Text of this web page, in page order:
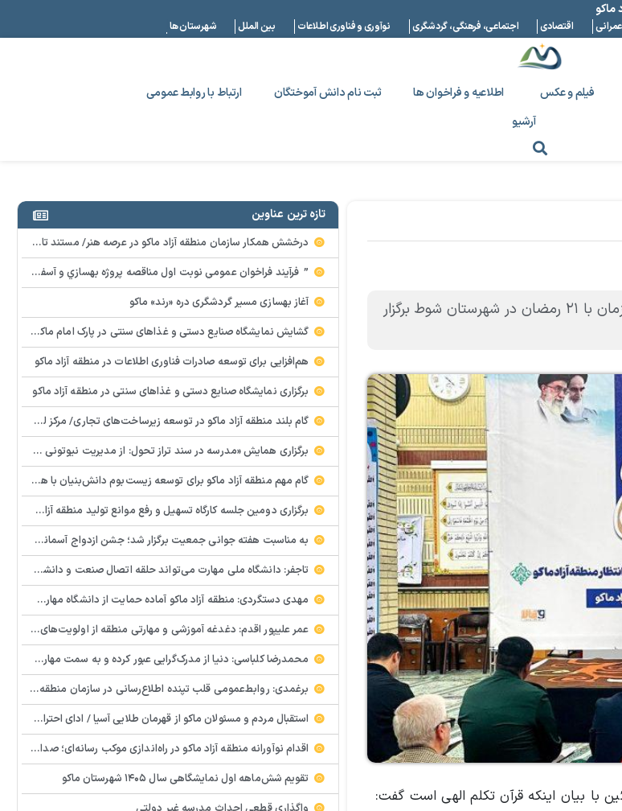
ماکو
عمرانی اقتصادی اجتماعی، فرهنگی، گردشگری نوآوری و فناوری اطلاعات بین الملل شهرستان ها
فیلم و عکس اطلاعیه و فراخوان ها ثبت نام دانش آموختگان
ارتباط با روابط عمومی
آرشیو
با حضور قاری بین المللی قرآن کریم وحید وکیلی محفل انس با قرآن همزمان با ۲۱ رمضان در شهرستان شوط برگزار
با بیان اینکه قرآن تکلم الهی است گفت:‌
تازه ترین عناوین
درخشش همکار سازمان منطقه آزاد ماکو در عرصه هنر/ مستند تاریخی «زری خانم» به کارگردانی احد عبادی رونمایی شد
” فرآيند فراخوان عمومي نوبت اول مناقصه پروژه بهسازي و آسفالت راه و پاركينگ مجموعه آب درماني شهرستان شوط منطقه آزاد ماكو “
آغاز بهسازی مسیر گردشگری دره «رند» ماکو
گشایش نمایشگاه صنایع دستی و غذاهای سنتی در پارک امام ماکو با محوریت توانمندسازی زنان
هم‌افزایی برای توسعه صادرات فناوری اطلاعات در منطقه آزاد ماکو
برگزاری نمایشگاه صنایع دستی و غذاهای سنتی در منطقه آزاد ماکو
گام بلند منطقه آزاد ماکو در توسعه زیرساخت‌های تجاری/ مرکز لجستیک مرزی بازرگان تصویب شد
️برگزاری همایش «مدرسه در سند تراز تحول: از مدیریت نیوتونی به رهبری کوانتومی» با مشارکت سازمان منطقه آزاد ماکو
گام مهم منطقه آزاد ماکو برای توسعه زیست‌بوم دانش‌بنیان با همکاری مرکز نوآوری و شتابدهنده‌های استارتاپ
برگزاری دومین جلسه کارگاه تسهیل و رفع موانع تولید منطقه آزاد ماکو
به مناسبت هفته جوانی جمعیت برگزار شد؛ جشن ازدواج آسمانی و ازدواج آسان در شهرستان پلدشت
تاجفر: دانشگاه ملی مهارت می‌تواند حلقه اتصال صنعت و دانشگاه باشد
مهدی دستگردی: منطقه آزاد ماکو آماده حمایت از دانشگاه مهارت‌محور است
عمر علیپور اقدم: دغدغه آموزشی و مهارتی منطقه از اولویت‌های اصلی ماست
محمدرضا کلباسی: دنیا از مدرک‌گرایی عبور کرده و به سمت مهارت حرکت می‌کند
برغمدی: روابط‌عمومی قلب تپنده اطلاع‌رسانی در سازمان منطقه آزاد ماکو است
استقبال مردم و مسئولان ماکو از قهرمان طلایی آسیا / ادای احترام ابوالفضل پیشه‌ور به شهدای گمنام
اقدام نوآورانه منطقه آزاد ماکو در راه‌اندازی موکب رسانه‌ای؛ صدای مردم از دل تجمعات طنین‌انداز شد
تقویم شش‌ماهه اول نمایشگاهی سال ۱۴۰۵ شهرستان ماکو